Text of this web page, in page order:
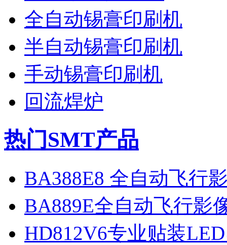
全自动锡膏印刷机
半自动锡膏印刷机
手动锡膏印刷机
回流焊炉
热门SMT产品
BA388E8 全自动飞行
BA889E全自动飞行影
HD812V6专业贴装